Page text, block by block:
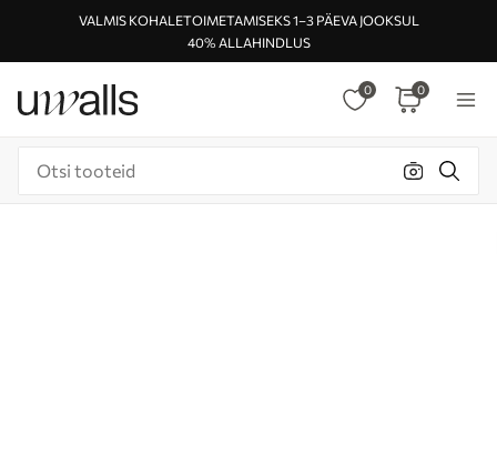
VALMIS KOHALETOIMETAMISEKS 1–3 PÄEVA JOOKSUL
40% ALLAHINDLUS
0 0